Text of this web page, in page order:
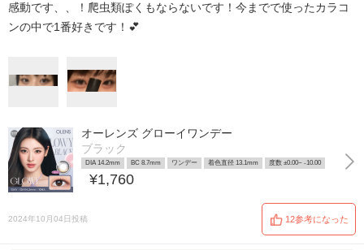
感動です、、！爬虫類ぽくもならないです！今までで使ったカラコ
ンの中で1番好きです！💕
オーレンズ グローイワンデー
ブラック
DIA 14.2mm BC 8.7mm ワンデー 着色直径 13.1mm 度数 ±0.00~ -10.00
¥1,760
2024年10月04日投稿 12参考になった